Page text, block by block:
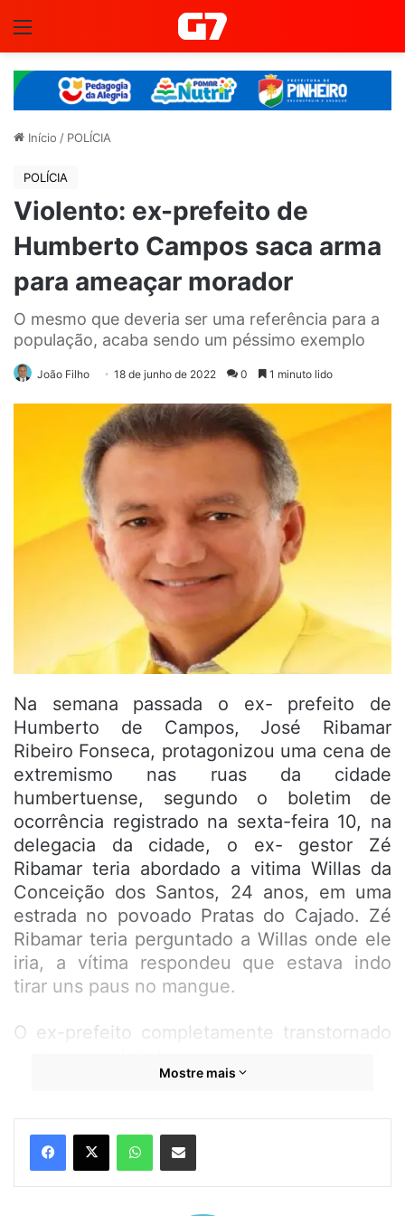
Início / POLÍCIA
POLÍCIA
Violento: ex-prefeito de
Humberto Campos saca arma
para ameaçar morador
O mesmo que deveria ser uma referência para a
população, acaba sendo um péssimo exemplo
João Filho 18 de junho de 2022 0 1 minuto lido
Na semana passada o ex- prefeito de
Humberto de Campos, José Ribamar
Ribeiro Fonseca, protagonizou uma cena de
extremismo nas ruas da cidade
humbertuense, segundo o boletim de
ocorrência registrado na sexta-feira 10, na
delegacia da cidade, o ex- gestor Zé
Ribamar teria abordado a vitima Willas da
Conceição dos Santos, 24 anos, em uma
estrada no povoado Pratas do Cajado. Zé
Ribamar teria perguntado a Willas onde ele
iria, a vítima respondeu que estava indo
tirar uns paus no mangue.
O ex-prefeito completamente transtornado
com palavrões e xingamento, logo em
ameaçou a vitima encostando a arma no
peito do rapaz.
Mostre mais